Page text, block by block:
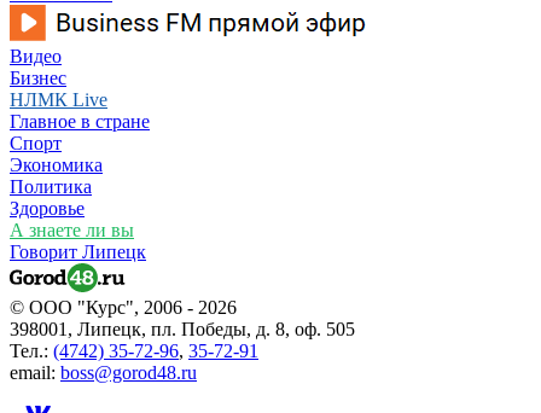
Видео
Бизнес
НЛМК Live
Главное в стране
Спорт
Экономика
Политика
Здоровье
А знаете ли вы
Говорит Липецк
© ООО "Курс", 2006 - 2026
398001, Липецк, пл. Победы, д. 8, оф. 505
Тел.: (4742) 35-72-96, 35-72-91
email: boss@gorod48.ru